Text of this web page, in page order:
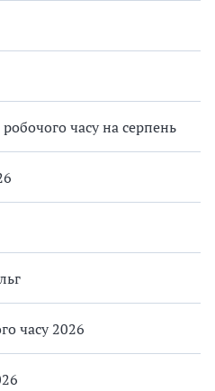
часу на серпень
часу 2026